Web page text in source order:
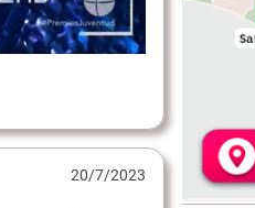
20/7/2023